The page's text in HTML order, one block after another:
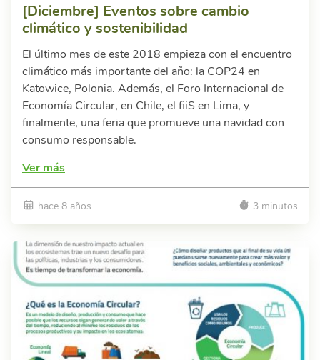
[Diciembre] Eventos sobre cambio
climático y sostenibilidad
El último mes de este 2018 empieza con el encuentro
climático más importante del año: la COP24 en
Katowice, Polonia. Además, el Foro Internacional de
Economía Circular, en Chile, el fiiS en Lima, y
finalmente, una feria que promueve una navidad con
consumo responsable.
Ver más
hace 8 años 3 minutos